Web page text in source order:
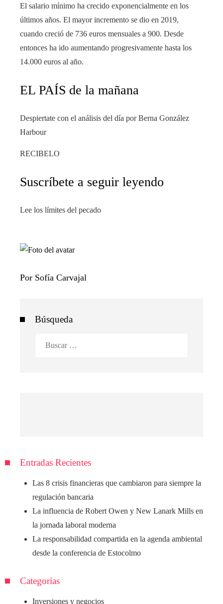
El salario mínimo ha crecido exponencialmente en los
últimos años. El mayor incremento se dio en 2019,
cuando creció de 736 euros mensuales a 900. Desde
entonces ha ido aumentando progresivamente hasta los
14.000 euros al año.
EL PAÍS de la mañana
Despiertate con el análisis del día por Berna González
Harbour
RECIBELO
Suscríbete a seguir leyendo
Lee los límites del pecado
Por Sofía Carvajal
Búsqueda
Entradas Recientes
Las 8 crisis financieras que cambiaron para siempre la
regulación bancaria
La influencia de Robert Owen y New Lanark Mills en
la jornada laboral moderna
La responsabilidad compartida en la agenda ambiental
desde la conferencia de Estocolmo
Categorías
Inversiones y negocios